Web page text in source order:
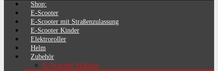
Shop:
E-Scooter
E-Scooter mit Straßenzulassung
E-Scooter Kinder
Elektroroller
Helm
Zubehör
E-Scooter Schloss